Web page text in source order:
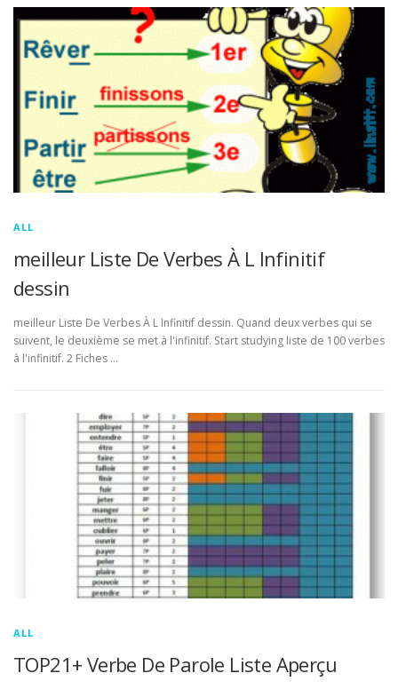
ALL
meilleur Liste De Verbes À L Infinitif
dessin
meilleur Liste De Verbes À L Infinitif dessin. Quand deux verbes qui se
suivent, le deuxième se met à l'infinitif. Start studying liste de 100 verbes
à l'infinitif. 2 Fiches …
ALL
TOP21+ Verbe De Parole Liste Aperçu